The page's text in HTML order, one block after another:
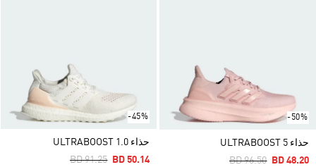
-50%
حذاء ULTRABOOST 5
Price Reduced
BD 96.50ToBD 48.20
-45%
حذاء ULTRABOOST 1.0
Price Reduced From
BD 91.25ToBD 50.14